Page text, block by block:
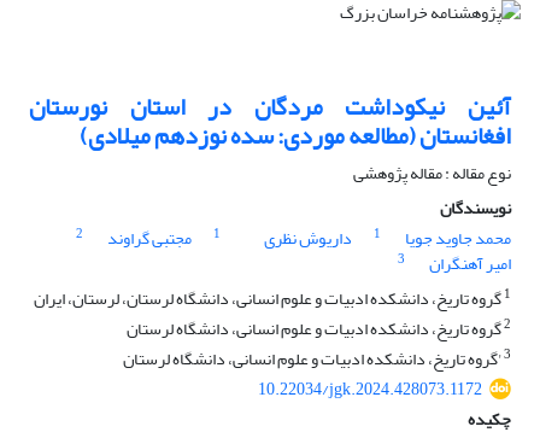
آئین نیکوداشت مردگان در استان نورستان
افغانستان (مطالعه موردی: سده نوزدهم میلادی)
نوع مقاله : مقاله پژوهشی
نویسندگان
محمد جاوید جویا
1 داریوش نظری 1 مجتبی گراوند 2
امیر آهنگران
3
1گروه تاریخ، دانشکده ادبیات و علوم انسانی، دانشگاه لرستان، لرستان، ایران
2گروه تاریخ، دانشکده ادبیات و علوم انسانی، دانشگاه لرستان
3'گروه تاریخ، دانشکده ادبیات و علوم انسانی، دانشگاه لرستان
10.22034/jgk.2024.428073.1172
چکیده